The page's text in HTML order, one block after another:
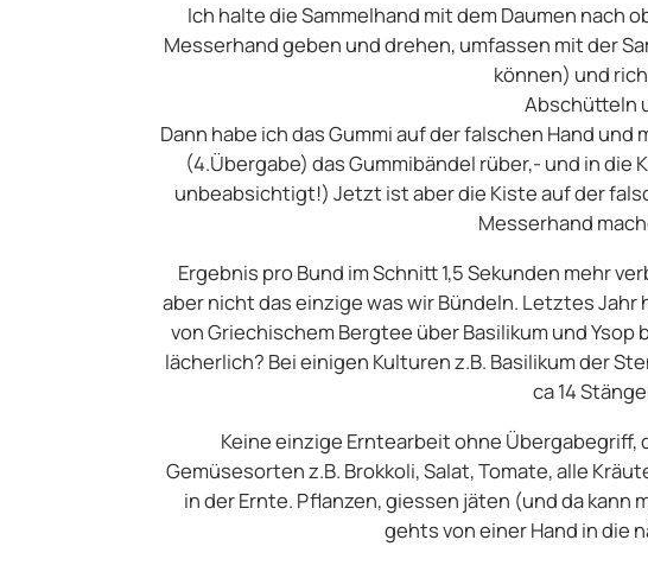
Ich halte die Sammelhand mit dem Daumen nach
Messerhand geben und drehen, umfassen mit der
können) und
Abschütteln
Dann habe ich das Gummi auf der falschen Hand
(4.Übergabe) das Gummibändel rüber,- und in die
unbeabsichtigt!) Jetzt ist aber die Kiste auf der
Messerhand
Ergebnis pro Bund im Schnitt 1,5 Sekunden mehr
aber nicht das einzige was wir Bündeln. Letztes Jahr
von Griechischem Bergtee über Basilikum und Ysop
lächerlich? Bei einigen Kulturen z.B. Basilikum der
ca 14
Keine einzige Erntearbeit ohne
Gemüsesorten z.B. Brokkoli, Salat, Tomate, alle
in der Ernte. Pflanzen, giessen jäten (und da
gehts von einer Hand in die